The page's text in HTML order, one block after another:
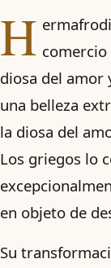
H comercio
diosa del amor
una belleza
la diosa del
Los griegos lo
en objeto de
Su